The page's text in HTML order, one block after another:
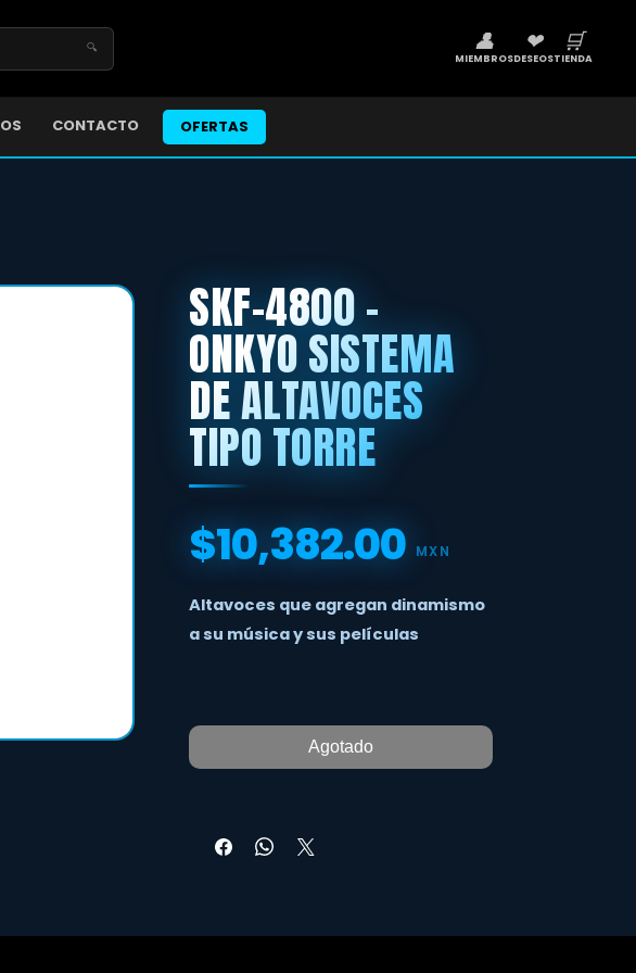
🔍 👤
MIEMBROS
❤
DESEOS
🛒
TIENDA
CONTACTO OFERTAS
SKF-4800 -
ONKYO SISTEMA
DE ALTAVOCES
TIPO TORRE
$10,382.00 MXN
Altavoces que agregan dinamismo
a su música y sus películas
Onkyo ha concebido los altavoces de
potencia de espectro completo a su
Agotado